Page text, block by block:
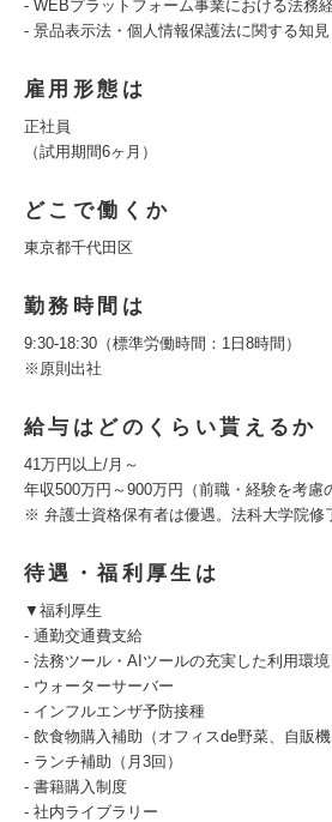
- WEBプラットフォーム事業における法務
- 景品表示法・個人情報保護法に関する知見
雇用形態は
正社員
（試用期間6ヶ月）
どこで働くか
東京都千代田区
勤務時間は
9:30-18:30（標準労働時間：1日8時間）
※原則出社
給与はどのくらい貰えるか
41万円以上/月～
年収500万円～900万円（前職・経験を考慮
※ 弁護士資格保有者は優遇。法科大学院修
待遇・福利厚生は
▼福利厚生
- 通勤交通費支給
- 法務ツール・AIツールの充実した利用環境
- ウォーターサーバー
- インフルエンザ予防接種
- 飲食物購入補助（オフィスde野菜、自販機
- ランチ補助（月3回）
- 書籍購入制度
- 社内ライブラリー